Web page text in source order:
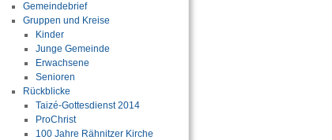
Gemeindebrief
Gruppen und Kreise
Kinder
Junge Gemeinde
Erwachsene
Senioren
Rückblicke
Taizé-Gottesdienst 2014
ProChrist
100 Jahre Rähnitzer Kirche